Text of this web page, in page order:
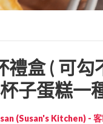
禮盒 ( 可勾
子蛋糕一
(Susan's Kitchen) -